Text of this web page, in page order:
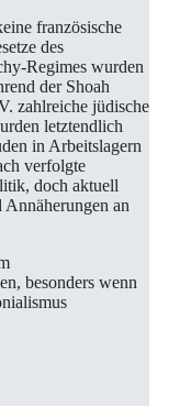
französische
des
Regimes wurden
der Shoah
zahlreiche jüdische
letztendlich
in Arbeitslagern
verfolgte
doch aktuell
an
besonders wenn